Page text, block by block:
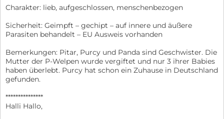
Charakter: lieb, aufgeschlossen, menschenbezogen
Sicherheit: Geimpft – gechipt – auf innere und äußere
Parasiten behandelt – EU Ausweis vorhanden
Bemerkungen: Pitar, Purcy und Panda sind Geschwister. Die
Mutter der P-Welpen wurde vergiftet und nur 3 ihrer Babies
haben überlebt. Purcy hat schon ein Zuhause in Deutschland
gefunden.
***************
Halli Hallo,